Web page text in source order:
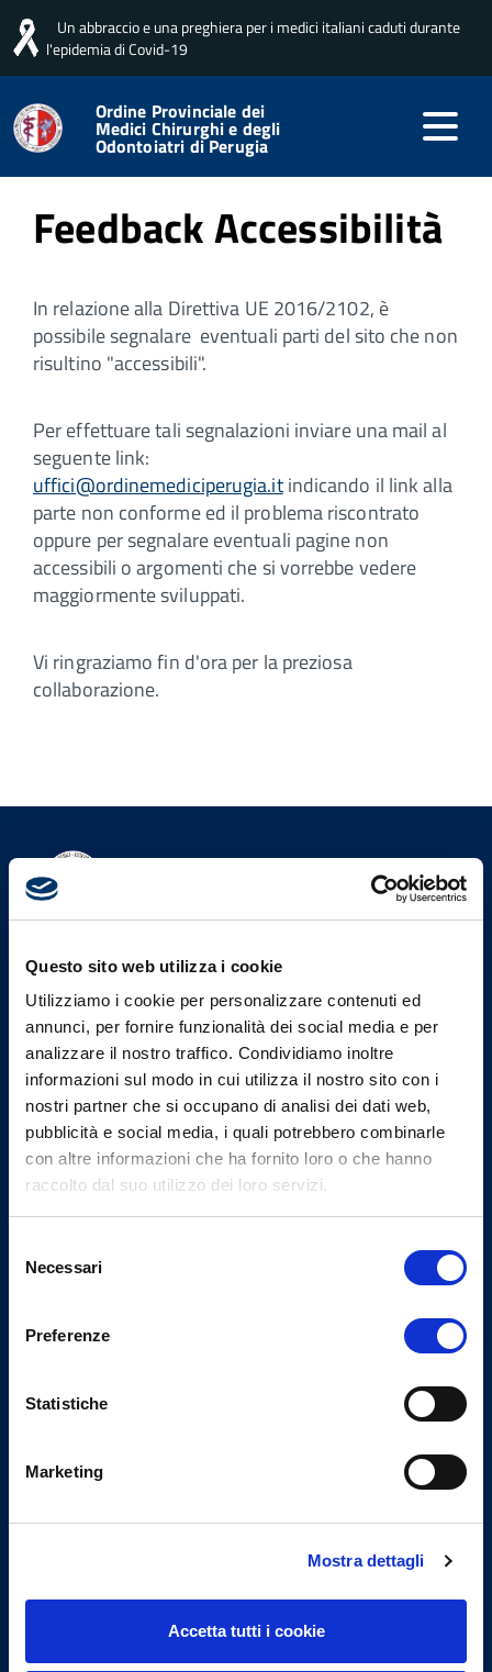
Questo sito web utilizza i cookie
Utilizziamo i cookie per personalizzare contenuti ed
annunci, per fornire funzionalità dei social media e per
analizzare il nostro traffico. Condividiamo inoltre
informazioni sul modo in cui utilizza il nostro sito con i
nostri partner che si occupano di analisi dei dati web,
pubblicità e social media, i quali potrebbero combinarle
con altre informazioni che ha fornito loro o che hanno
raccolto dal suo utilizzo dei loro servizi.
delNecessari
Preferenze
Statistiche
Marketing
Mostra dettagli
Accetta tutti i cookie
Un abbraccio e una preghiera per i medici italiani caduti durante
l'epidemia di Covid-19
Ordine Provinciale dei
Medici Chirurghi e degli
Odontoiatri di Perugia
Home Feedback accessibilità
Pubblicato: 03 Agosto 2018
Feedback Accessibilità
In relazione alla Direttiva UE 2016/2102, è
possibile segnalare eventuali parti del sito che non
risultino "accessibili".
Per effettuare tali segnalazioni inviare una mail al
seguente link:
uffici@ordinemediciperugia.itindicando il link alla
parte non conforme ed il problema riscontrato
oppure per segnalare eventuali pagine non
accessibili o argomenti che si vorrebbe vedere
maggiormente sviluppati.
Vi ringraziamo fin d'ora per la preziosa
collaborazione.
Ordine Provinciale dei Medici
Chirurghi e degli Odontoiatri
di Perugia
Uffici
Indirizzo
Via Settevalli 131/F - 06129
Perugia
tel
(+39) 075.5000214
fax
collaborazione con il TEAM PER LA